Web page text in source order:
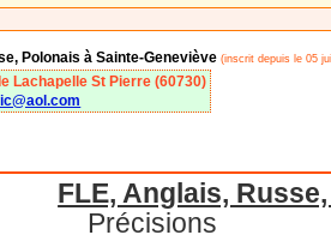
Polonais à Sainte-Geneviève (inscrit depuis le 05
Lachapelle St Pierre (60730)
FLE, Anglais,
Précisions